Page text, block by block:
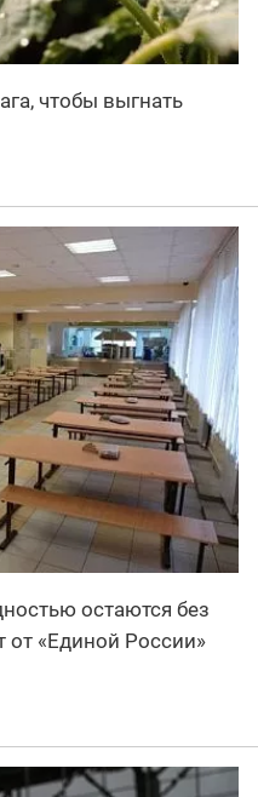
чтобы выгнать
остаются без
от «Единой России»